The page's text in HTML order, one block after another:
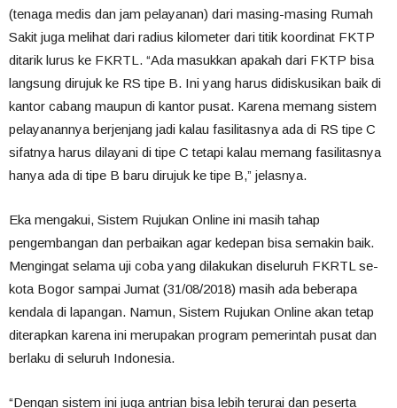
(tenaga medis dan jam pelayanan) dari masing-masing Rumah
Sakit juga melihat dari radius kilometer dari titik koordinat FKTP
ditarik lurus ke FKRTL. “Ada masukkan apakah dari FKTP bisa
langsung dirujuk ke RS tipe B. Ini yang harus didiskusikan baik di
kantor cabang maupun di kantor pusat. Karena memang sistem
pelayanannya berjenjang jadi kalau fasilitasnya ada di RS tipe C
sifatnya harus dilayani di tipe C tetapi kalau memang fasilitasnya
hanya ada di tipe B baru dirujuk ke tipe B,” jelasnya.
Eka mengakui, Sistem Rujukan Online ini masih tahap
pengembangan dan perbaikan agar kedepan bisa semakin baik.
Mengingat selama uji coba yang dilakukan diseluruh FKRTL se-
kota Bogor sampai Jumat (31/08/2018) masih ada beberapa
kendala di lapangan. Namun, Sistem Rujukan Online akan tetap
diterapkan karena ini merupakan program pemerintah pusat dan
berlaku di seluruh Indonesia.
“Dengan sistem ini juga antrian bisa lebih terurai dan peserta